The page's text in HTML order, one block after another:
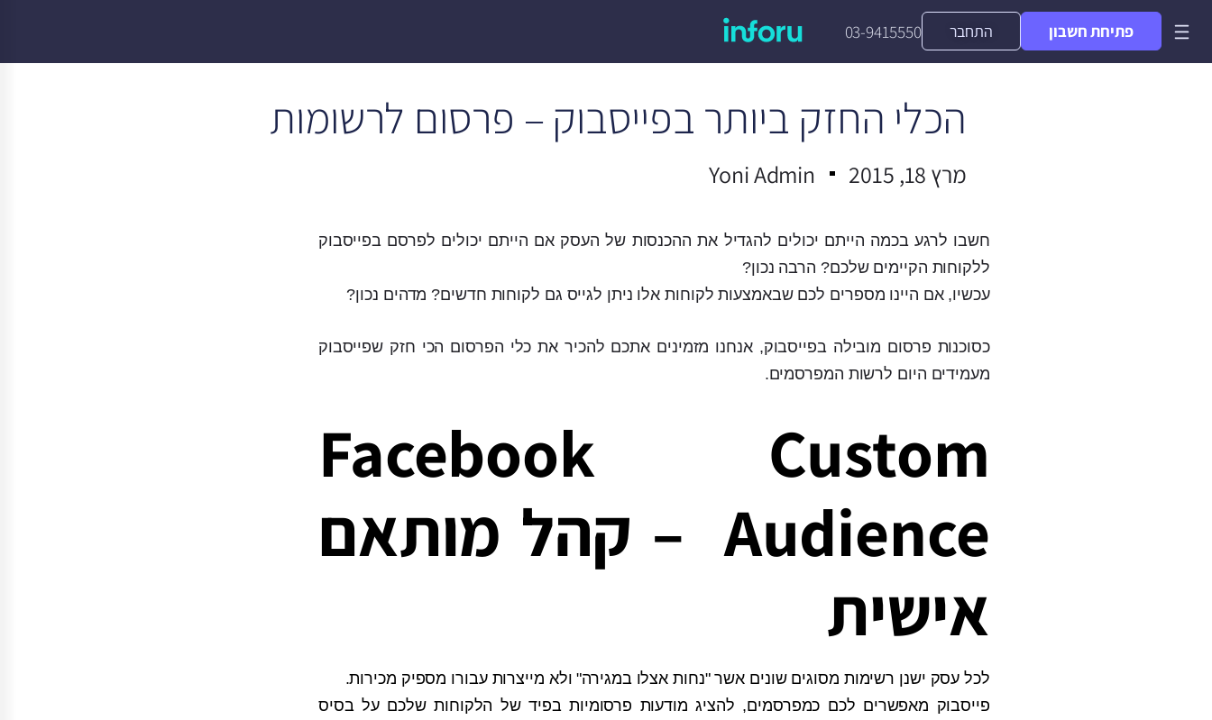
03-9415550 התחבר פתיחת חשבון
הכלי החזק ביותר בפייסבוק – פרסום לרשומות
מרץ 18, 2015 Yoni Admin
חשבו לרגע בכמה הייתם יכולים להגדיל את ההכנסות של העסק אם הייתם יכולים לפרסם בפייסבוק
ללקוחות הקיימים שלכם? הרבה נכון?
עכשיו, אם היינו מספרים לכם שבאמצעות לקוחות אלו ניתן לגייס גם לקוחות חדשים? מדהים נכון?
כסוכנות פרסום מובילה בפייסבוק, אנחנו מזמינים אתכם להכיר את כלי הפרסום הכי חזק שפייסבוק
מעמידים היום לרשות המפרסמים.
Facebook Custom
Audience – קהל מותאם
אישית
לכל עסק ישנן רשימות מסוגים שונים אשר "נחות אצלו במגירה" ולא מייצרות עבורו מספיק מכירות.
פייסבוק מאפשרים לכם כמפרסמים, להציג מודעות פרסומיות בפיד של הלקוחות שלכם על בסיס